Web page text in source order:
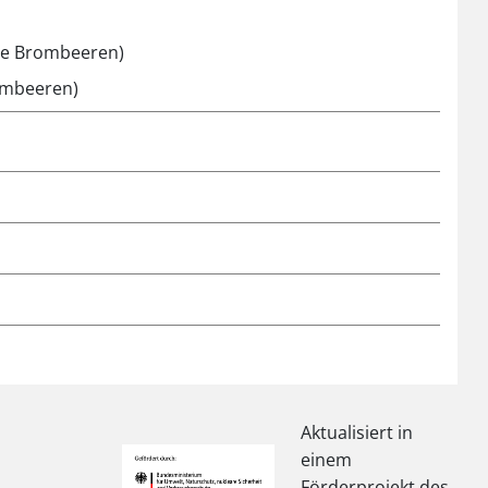
Brombeeren)
Aktualisiert in
einem